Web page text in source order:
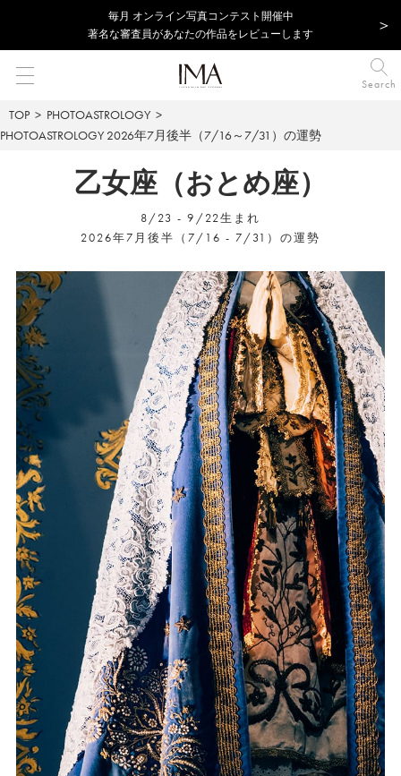
毎⽉ オンライン写真コンテスト開催中
著名な審査員があなたの作品をレビューします
Search
TOP
PHOTOASTROLOGY
PHOTOASTROLOGY 2026年7月後半（7/16～7/31）の運勢
乙女座（おとめ座）
8/23 - 9/22生まれ
2026年7月後半（7/16 - 7/31）の運勢